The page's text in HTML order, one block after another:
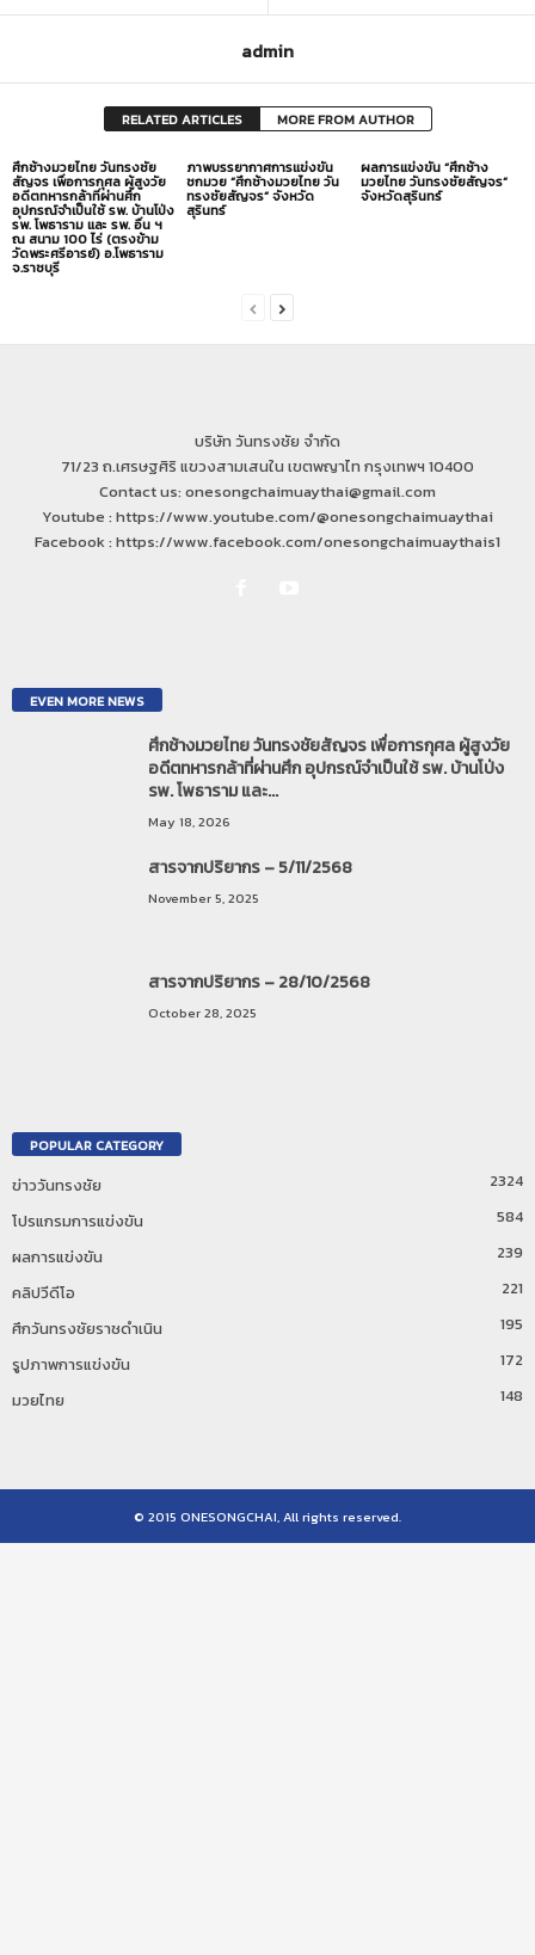
admin
RELATED ARTICLES MORE FROM AUTHOR
ศึกช้างมวยไทย วันทรงชัย
สัญจร เพื่อการกุศล ผู้สูงวัย
อดีตทหารกล้าที่ผ่านศึก
อุปกรณ์จำเป็นใช้ รพ. บ้านโป่ง
รพ. โพธาราม และ รพ. อื่น ฯ
ณ สนาม 100 ไร่ (ตรงข้าม
วัดพระศรีอารย์) อ.โพธาราม
จ.ราชบุรี
ภาพบรรยากาศการแข่งขัน
ชกมวย “ศึกช้างมวยไทย วัน
ทรงชัยสัญจร” จังหวัด
สุรินทร์
ผลการแข่งขัน “ศึกช้าง
มวยไทย วันทรงชัยสัญจร”
จังหวัดสุรินทร์
บริษัท วันทรงชัย จำกัด
71/23 ถ.เศรษฐศิริ แขวงสามเสนใน เขตพญาไท กรุงเทพฯ 10400
Contact us: onesongchaimuaythai@gmail.com
Youtube : https://www.youtube.com/@onesongchaimuaythai
Facebook : https://www.facebook.com/onesongchaimuaythais1
EVEN MORE NEWS
ศึกช้างมวยไทย วันทรงชัยสัญจร เพื่อการกุศล ผู้สูงวัย
อดีตทหารกล้าที่ผ่านศึก อุปกรณ์จำเป็นใช้ รพ. บ้านโป่ง
รพ. โพธาราม และ...
May 18, 2026
สารจากปริยากร – 5/11/2568
November 5, 2025
สารจากปริยากร – 28/10/2568
October 28, 2025
POPULAR CATEGORY
ข่าววันทรงชัย
2324
โปรแกรมการแข่งขัน
584
ผลการแข่งขัน
239
คลิปวีดีโอ
221
ศึกวันทรงชัยราชดำเนิน
195
รูปภาพการแข่งขัน
172
มวยไทย
148
© 2015 ONESONGCHAI, All rights reserved.